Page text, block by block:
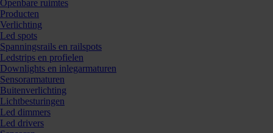
Openbare ruimtes
Producten
Verlichting
Led spots
Spanningsrails en railspots
Ledstrips en profielen
Downlights en inlegarmaturen
Sensorarmaturen
Buitenverlichting
Lichtbesturingen
Led dimmers
Led drivers